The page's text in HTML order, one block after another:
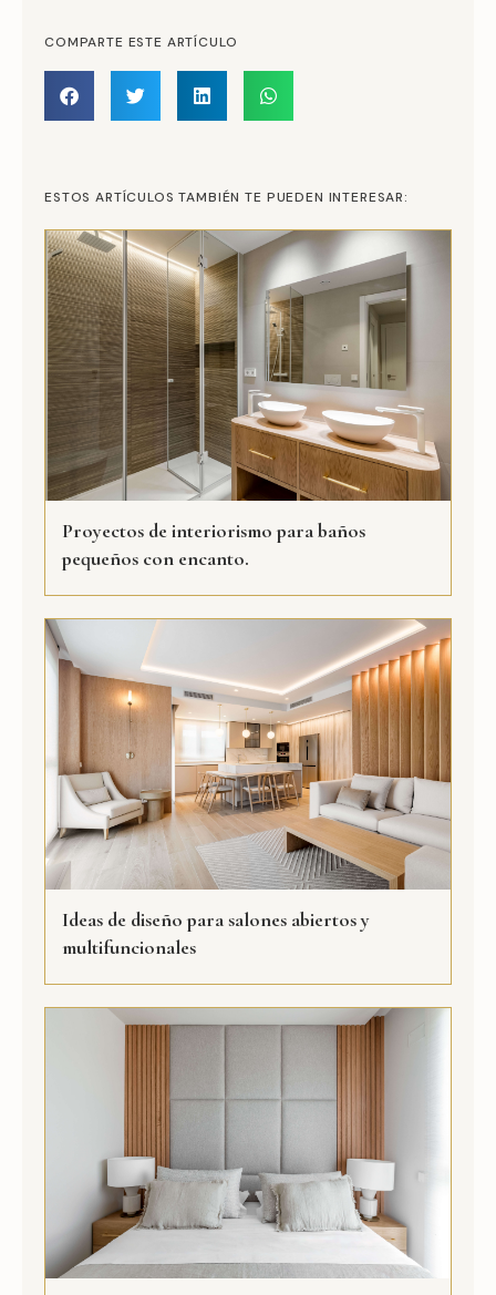
COMPARTE ESTE ARTÍCULO
ESTOS ARTÍCULOS TAMBIÉN TE PUEDEN INTERESAR:
Proyectos de interiorismo para baños
pequeños con encanto.
Ideas de diseño para salones abiertos y
multifuncionales